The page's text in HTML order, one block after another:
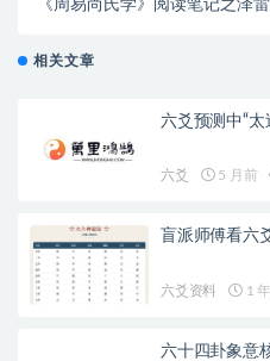
《周易尚氏学》阅读笔记之泽
相关文章
六爻预测中“太
六爻 5 月前
盲派师傅看六
六爻资料 1
六十四卦象意